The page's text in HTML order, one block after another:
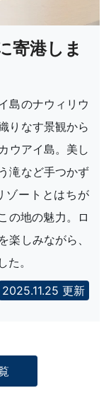
寄港しま
島のナウィリウ
りなす景観から
ウアイ島。美し
滝など手つかず
ゾートとはちが
の地の魅力。ロ
楽しみながら、
。
2025.11.25 更新